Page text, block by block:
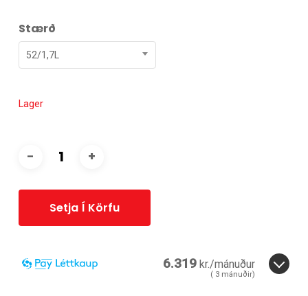
Stærð
52/1,7L
Lager
Setja Í Körfu
6.319 kr./mánuður
( 3 mánuðir)